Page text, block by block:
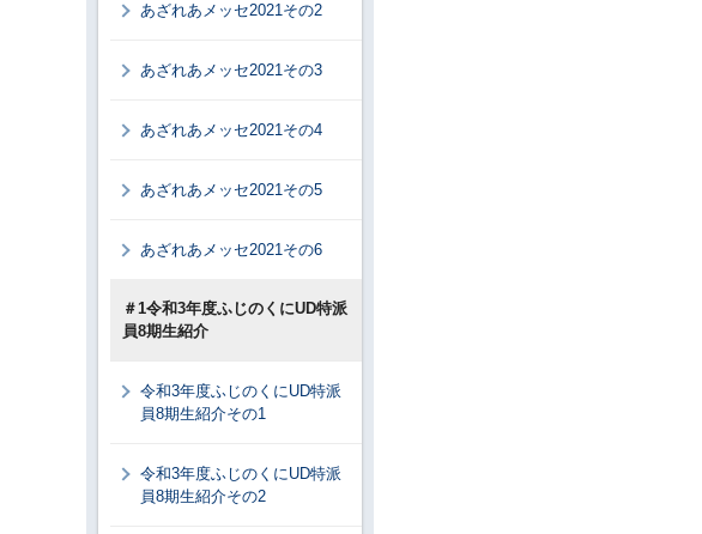
あざれあメッセ2021その2
あざれあメッセ2021その3
あざれあメッセ2021その4
あざれあメッセ2021その5
あざれあメッセ2021その6
＃1令和3年度ふじのくにUD特派
員8期生紹介
令和3年度ふじのくにUD特派
員8期生紹介その1
令和3年度ふじのくにUD特派
員8期生紹介その2